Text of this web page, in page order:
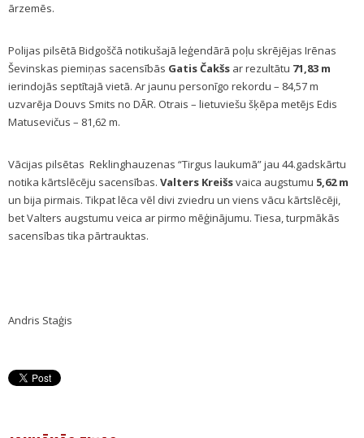
ārzemēs.
Polijas pilsētā Bidgoščā notikušajā leģendārā poļu skrējējas Irēnas
Ševinskas piemiņas sacensībās Gatis Čakšs ar rezultātu 71,83 m
ierindojās septītajā vietā. Ar jaunu personīgo rekordu – 84,57 m
uzvarēja Douvs Smits no DĀR. Otrais – lietuviešu šķēpa metējs Edis
Matusevičus – 81,62 m.
Vācijas pilsētas Reklinghauzenas “Tirgus laukumā” jau 44.gadskārtu
notika kārtslēcēju sacensības. Valters Kreišsvaica augstumu 5,62 m
un bija pirmais. Tikpat lēca vēl divi zviedru un viens vācu kārtslēcēji,
bet Valters augstumu veica ar pirmo mēģinājumu. Tiesa, turpmākās
sacensības tika pārtrauktas.
Andris Staģis